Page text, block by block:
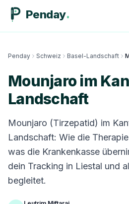
Penday
Penday Schweiz Basel-Landschaft
Mounjaro im
Landschaft
Mounjaro (Tirzepatid) im
Landschaft: Wie die
was die Krankenkasse
dein Tracking in Liestal und
begleitet.